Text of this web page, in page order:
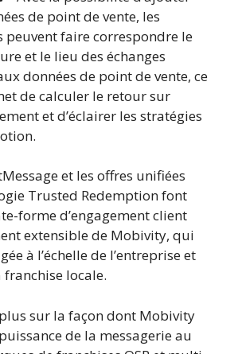
de point de vente, les
peuvent faire correspondre le
et le lieu des échanges
données de point de vente, ce
de calculer le retour sur
et d’éclairer les stratégies
et les offres unifiées
Trusted Redemption font
forme d’engagement client
extensible de Mobivity, qui
à l’échelle de l’entreprise et
locale.
sur la façon dont Mobivity
de la messagerie au